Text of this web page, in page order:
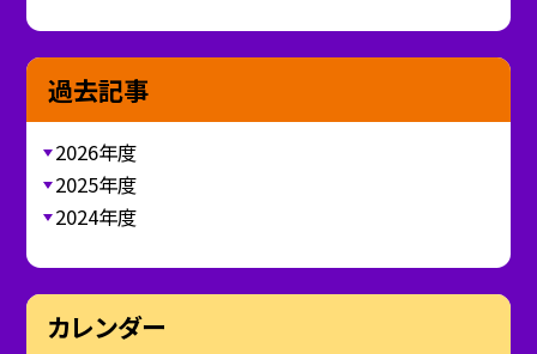
過去記事
2026年度
2025年度
2024年度
カレンダー